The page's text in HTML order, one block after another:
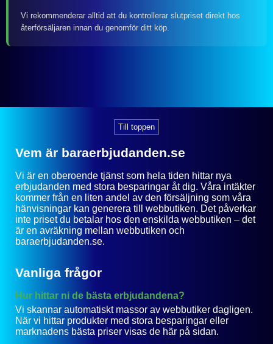
Vi rekommenderar alltid att du kontrollerar slutpriset direkt hos
återförsäljaren innan du genomför ditt köp.
Till toppen
Vem är baraerbjudanden.se
Vi är en oberoende tjänst som hela tiden hittar nya
erbjudanden med stora besparingar åt dig. Våra intäkter
kommer från en liten andel av den försäljning som våra
hänvisningar kan generera till webbutiken. Det påverkar
inte priset du betalar hos den enskilda webbutiken – det
är en avräkning mellan webbutiken och
baraerbjudanden.se.
Vanliga frågor
Hur hittar ni de bästa erbjudandena?
Vi skannar automatiskt massor av webbutiker dagligen.
När vi hittar produkter med stora besparingar eller
marknadens bästa priser visas de här på sidan.